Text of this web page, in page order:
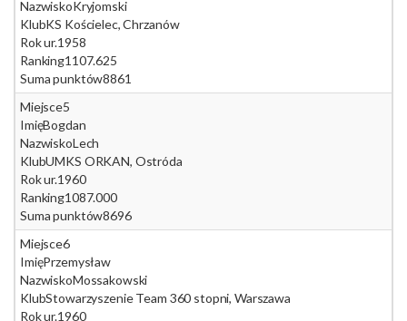
NazwiskoKryjomski
KlubKS Kościelec, Chrzanów
Rok ur.1958
Ranking1107.625
Suma punktów8861
Miejsce5
ImięBogdan
NazwiskoLech
KlubUMKS ORKAN, Ostróda
Rok ur.1960
Ranking1087.000
Suma punktów8696
Miejsce6
ImięPrzemysław
NazwiskoMossakowski
KlubStowarzyszenie Team 360 stopni, Warszawa
Rok ur.1960